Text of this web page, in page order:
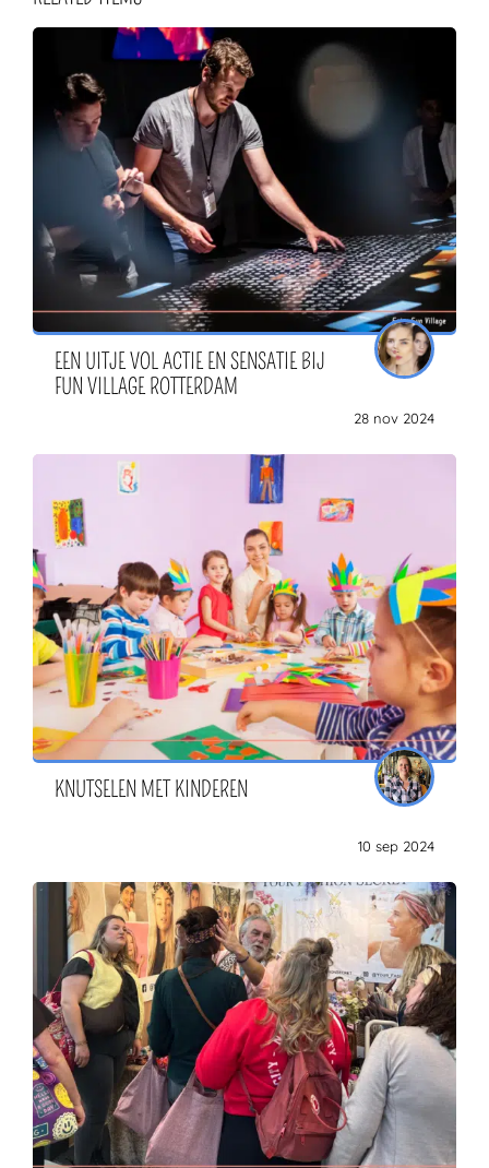
EEN UITJE VOL ACTIE EN SENSATIE BIJ
FUN VILLAGE ROTTERDAM
28 nov 2024
KNUTSELEN MET KINDEREN
10 sep 2024